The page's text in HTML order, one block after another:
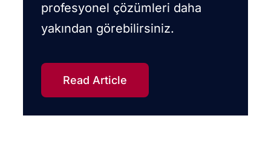
profesyonel çözümleri daha
yakından görebilirsiniz.
Read Article